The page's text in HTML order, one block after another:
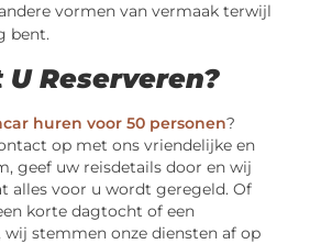
vormen van vermaak terwijl
bent.
U Reserveren?
huren voor 50 personen?
op met ons vriendelijke en
geef uw reisdetails door en wij
alles voor u wordt geregeld. Of
korte dagtocht of een
wij stemmen onze diensten af op